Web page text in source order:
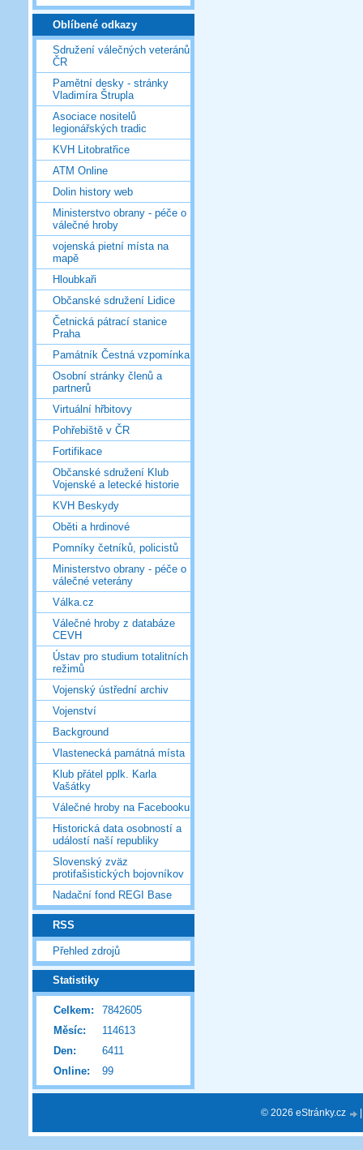
Oblíbené odkazy
Sdružení válečných veteránů
ČR
Pamětní desky - stránky
Vladimíra Štrupla
Asociace nositelů
legionářských tradic
KVH Litobratřice
ATM Online
Dolin history web
Ministerstvo obrany - péče o
válečné hroby
vojenská pietní místa na
mapě
Hloubkaři
Občanské sdružení Lidice
Četnická pátrací stanice
Praha
Památník Čestná vzpomínka
Osobní stránky členů a
partnerů
Virtuální hřbitovy
Pohřebiště v ČR
Fortifikace
Občanské sdružení Klub
Vojenské a letecké historie
KVH Beskydy
Oběti a hrdinové
Pomníky četníků, policistů
Ministerstvo obrany - péče o
válečné veterány
Válka.cz
Válečné hroby z databáze
CEVH
Ústav pro studium totalitních
režimů
Vojenský ústřední archiv
Vojenství
Background
Vlastenecká památná místa
Klub přátel pplk. Karla
Vašátky
Válečné hroby na Facebooku
Historická data osobností a
událostí naší republiky
Slovenský zväz
protifašistických bojovníkov
Nadační fond REGI Base
RSS
Přehled zdrojů
Statistiky
Online: 99
Celkem:
7842605
Měsíc:
114613
Den:
6411
© 2026 eStránky.cz